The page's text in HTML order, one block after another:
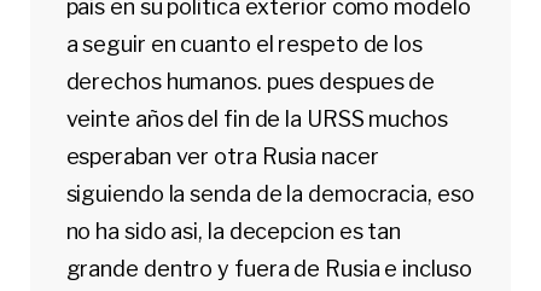
pais en su politica exterior como modelo
a seguir en cuanto el respeto de los
derechos humanos. pues despues de
veinte años del fin de la URSS muchos
esperaban ver otra Rusia nacer
siguiendo la senda de la democracia, eso
no ha sido asi, la decepcion es tan
grande dentro y fuera de Rusia e incluso